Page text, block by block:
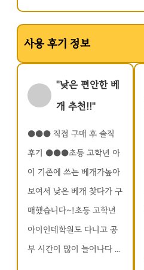
사용 후기 정보
"낮은 편안한 베
개 추천!!"
●●● 직접 구매 후 솔직
후기 ●●●초등 고학년 아
이 기존에 쓰는 베개가높아
보여서 낮은 베개 찾다가 구
매했습니다~!초등 고학년
아이인데학원도 다니고 공
부 시간이 많이 늘어나다 ...